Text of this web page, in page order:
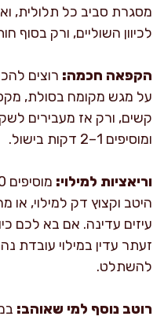
מסגרת סביב כל תלולית,
לכיוון השוליים, ורק בסוף
הקפאה חכמה: רוצים
קשים, ורק אז מעבירים
ומוסיפים 1–2 דקות בישול.
וריאציות למילוי:
היטב וקצוץ דק למילוי, או
עיזים עדינה. אם בא לכם
זעתר עדין במילוי עובדת
להשתלט.
רוטב נוסף למי שאוהב: